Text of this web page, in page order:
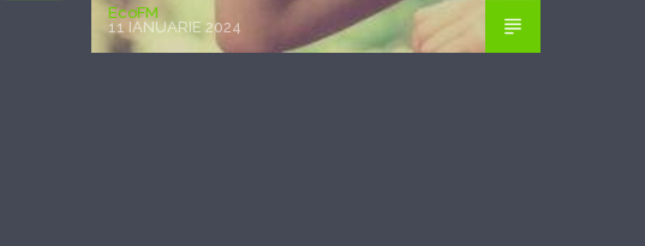
EcoFM
11 IANUARIE 2024